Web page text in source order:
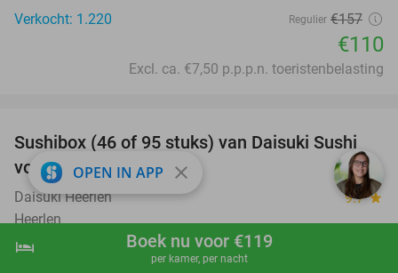
shopping_cart Boek nu
hotel Boek nu voor €119
per kamer, per nacht
Verkocht: 1.220
Regulier €157
€110
Excl. ca. €7,50 p.p.p.n. toeristenbelasting
46%
Sushibox (46 of 95 stuks) van Daisuki Sushi
voor thuisbezorging
Daisuki Heerlen 9.7star
Heerlen
Verkocht: 258
OPEN IN APP close